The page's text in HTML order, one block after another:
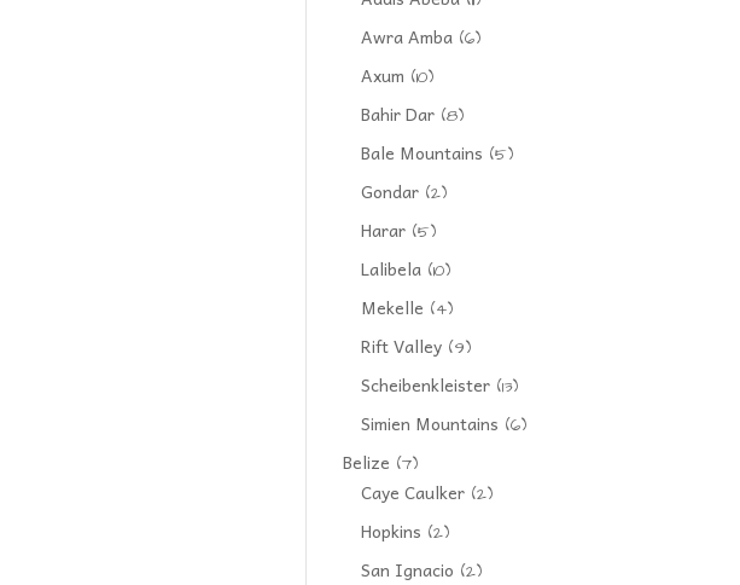
Awra Amba (6)
Axum (10)
Bahir Dar (8)
Bale Mountains (5)
Gondar (2)
Harar (5)
Lalibela (10)
Mekelle (4)
Rift Valley (9)
Scheibenkleister (13)
Simien Mountains (6)
Belize (7)
Caye Caulker (2)
Hopkins (2)
San Ignacio (2)